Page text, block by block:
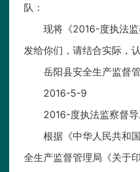
队：
现将《2016-度执法
发给你们，请结合实际，
岳阳县安全生产监督
2016-5-9
2016-度执法监察督
根据《中华人民共和
全生产监督管理局《关于